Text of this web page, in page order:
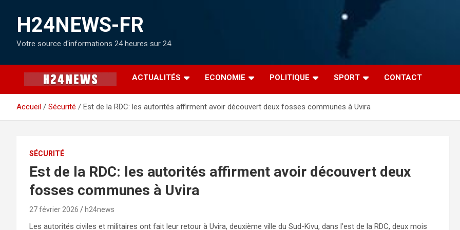
H24NEWS-FR
Votre source d'informations 24 heures sur 24.
ACTUALITÉS ECONOMIE POLITIQUE SPORT CONTACT
Accueil Sécurité Est de la RDC: les autorités affirment avoir découvert deux fosses communes à Uvira
SÉCURITÉ
Est de la RDC: les autorités affirment avoir découvert deux
fosses communes à Uvira
27 février 2026 h24news
Les autorités civiles et militaires ont fait leur retour à Uvira, deuxième ville du Sud-Kivu, dans l’est de la RDC, deux mois